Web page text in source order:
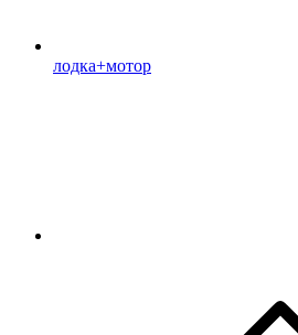
лодка+мотор